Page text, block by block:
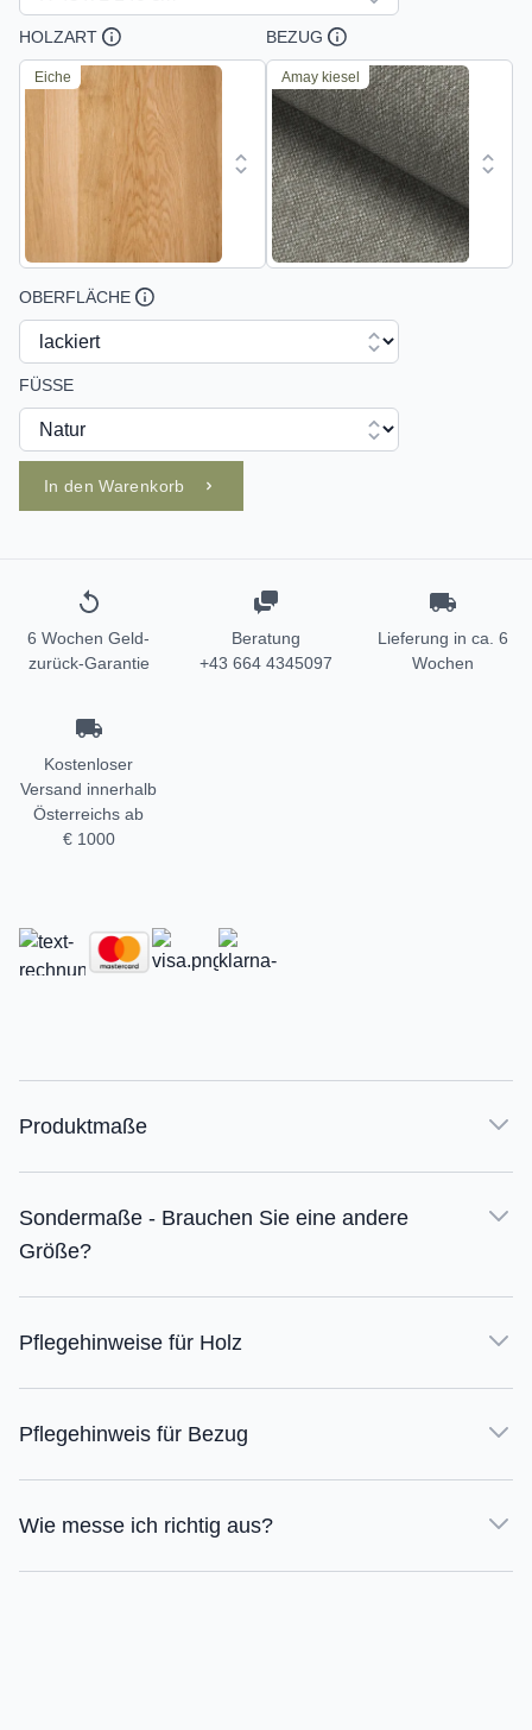
HOLZART
Eiche
BEZUG
Amay kiesel
OBERFLÄCHE
FÜSSE
In den Warenkorb
6 Wochen Geld-
zurück-Garantie
Beratung
+43 664 4345097
Lieferung in ca. 6
Wochen
Kostenloser
Versand innerhalb
Österreichs ab
€ 1000
Produktmaße
Sondermaße - Brauchen Sie eine andere
Größe?
Pflegehinweise für Holz
Pflegehinweis für Bezug
Wie messe ich richtig aus?